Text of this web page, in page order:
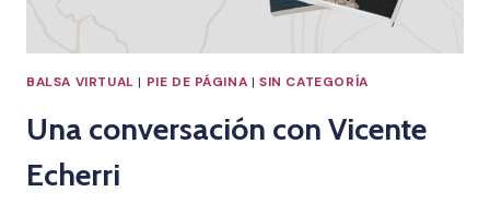
BALSA VIRTUAL | PIE DE PÁGINA |SIN CATEGORÍA
Una conversación con Vicente
Echerri